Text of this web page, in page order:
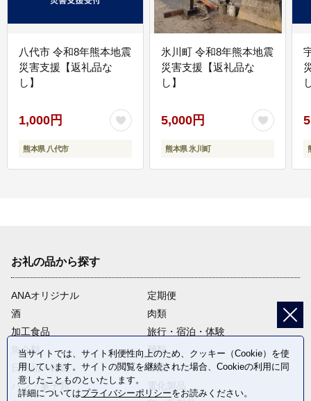
八代市 令和8年熊本地震
災害支援【返礼品な
し】
1,000円
熊本県 八代市
氷川町 令和8年熊本地震
災害支援【返礼品な
し】
5,000円
熊本県 氷川町
お礼の品から探す
ANAオリジナル
定期便
酒
肉類
加工食品
旅行・宿泊・体験
魚介類
麺類
日用品・雑貨
野菜
パン・菓子類
当サイトでは、サイト利便性向上のため、クッキー（Cookie）を使
用しています。サイトの閲覧を継続された場合、Cookieの利用に同
意したことものといたします。
詳細についてはプライバシーポリシーをお読みください。